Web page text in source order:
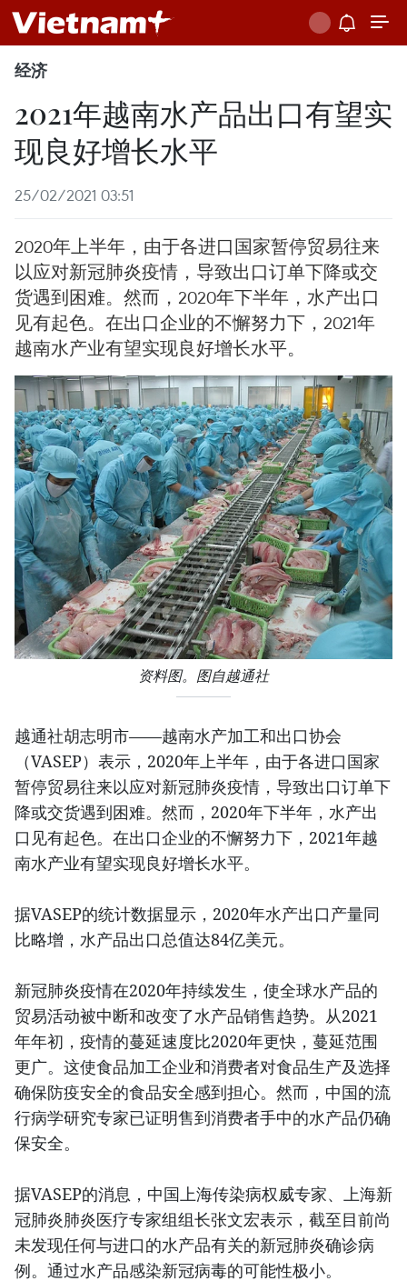
经济
2021年越南水产品出口有望实
现良好增长水平
25/02/2021 03:51
2020年上半年，由于各进口国家暂停贸易往来
以应对新冠肺炎疫情，导致出口订单下降或交
货遇到困难。然而，2020年下半年，水产出口
见有起色。在出口企业的不懈努力下，2021年
越南水产业有望实现良好增长水平。
资料图。图自越通社
越通社胡志明市——越南水产加工和出口协会
（VASEP）表示，2020年上半年，由于各进口国家
暂停贸易往来以应对新冠肺炎疫情，导致出口订单下
降或交货遇到困难。然而，2020年下半年，水产出
口见有起色。在出口企业的不懈努力下，2021年越
南水产业有望实现良好增长水平。
据VASEP的统计数据显示，2020年水产出口产量同
比略增，水产品出口总值达84亿美元。
新冠肺炎疫情在2020年持续发生，使全球水产品的
贸易活动被中断和改变了水产品销售趋势。从2021
年年初，疫情的蔓延速度比2020年更快，蔓延范围
更广。这使食品加工企业和消费者对食品生产及选择
确保防疫安全的食品安全感到担心。然而，中国的流
行病学研究专家已证明售到消费者手中的水产品仍确
保安全。
据VASEP的消息，中国上海传染病权威专家、上海新
冠肺炎肺炎医疗专家组组长张文宏表示，截至目前尚
未发现任何与进口的水产品有关的新冠肺炎确诊病
例。通过水产品感染新冠病毒的可能性极小。